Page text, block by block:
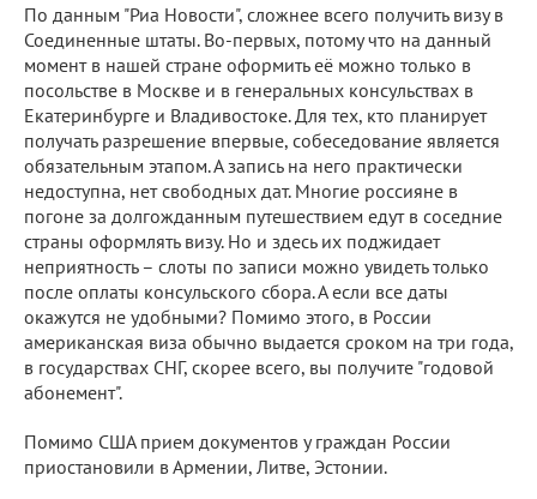
По данным "Риа Новости", сложнее всего получить визу в
Соединенные штаты. Во-первых, потому что на данный
момент в нашей стране оформить её можно только в
посольстве в Москве и в генеральных консульствах в
Екатеринбурге и Владивостоке. Для тех, кто планирует
получать разрешение впервые, собеседование является
обязательным этапом. А запись на него практически
недоступна, нет свободных дат. Многие россияне в
погоне за долгожданным путешествием едут в соседние
страны оформлять визу. Но и здесь их поджидает
неприятность – слоты по записи можно увидеть только
после оплаты консульского сбора. А если все даты
окажутся не удобными? Помимо этого, в России
американская виза обычно выдается сроком на три года,
в государствах СНГ, скорее всего, вы получите "годовой
абонемент".
Помимо США прием документов у граждан России
приостановили в Армении, Литве, Эстонии.